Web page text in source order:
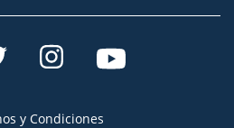
y Condiciones